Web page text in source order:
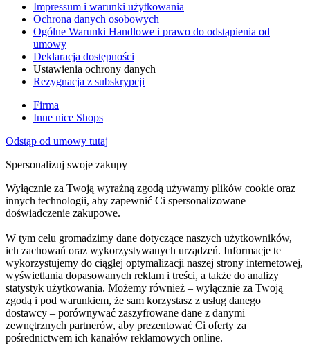
Impressum i warunki użytkowania
Ochrona danych osobowych
Ogólne Warunki Handlowe i prawo do odstąpienia od
umowy
Deklaracja dostępności
Ustawienia ochrony danych
Rezygnacja z subskrypcji
Firma
Inne nice Shops
Odstąp od umowy tutaj
Spersonalizuj swoje zakupy
Wyłącznie za Twoją wyraźną zgodą używamy plików cookie oraz
innych technologii, aby zapewnić Ci spersonalizowane
doświadczenie zakupowe.
W tym celu gromadzimy dane dotyczące naszych użytkowników,
ich zachowań oraz wykorzystywanych urządzeń. Informacje te
wykorzystujemy do ciągłej optymalizacji naszej strony internetowej,
wyświetlania dopasowanych reklam i treści, a także do analizy
statystyk użytkowania. Możemy również – wyłącznie za Twoją
zgodą i pod warunkiem, że sam korzystasz z usług danego
dostawcy – porównywać zaszyfrowane dane z danymi
zewnętrznych partnerów, aby prezentować Ci oferty za
pośrednictwem ich kanałów reklamowych online.